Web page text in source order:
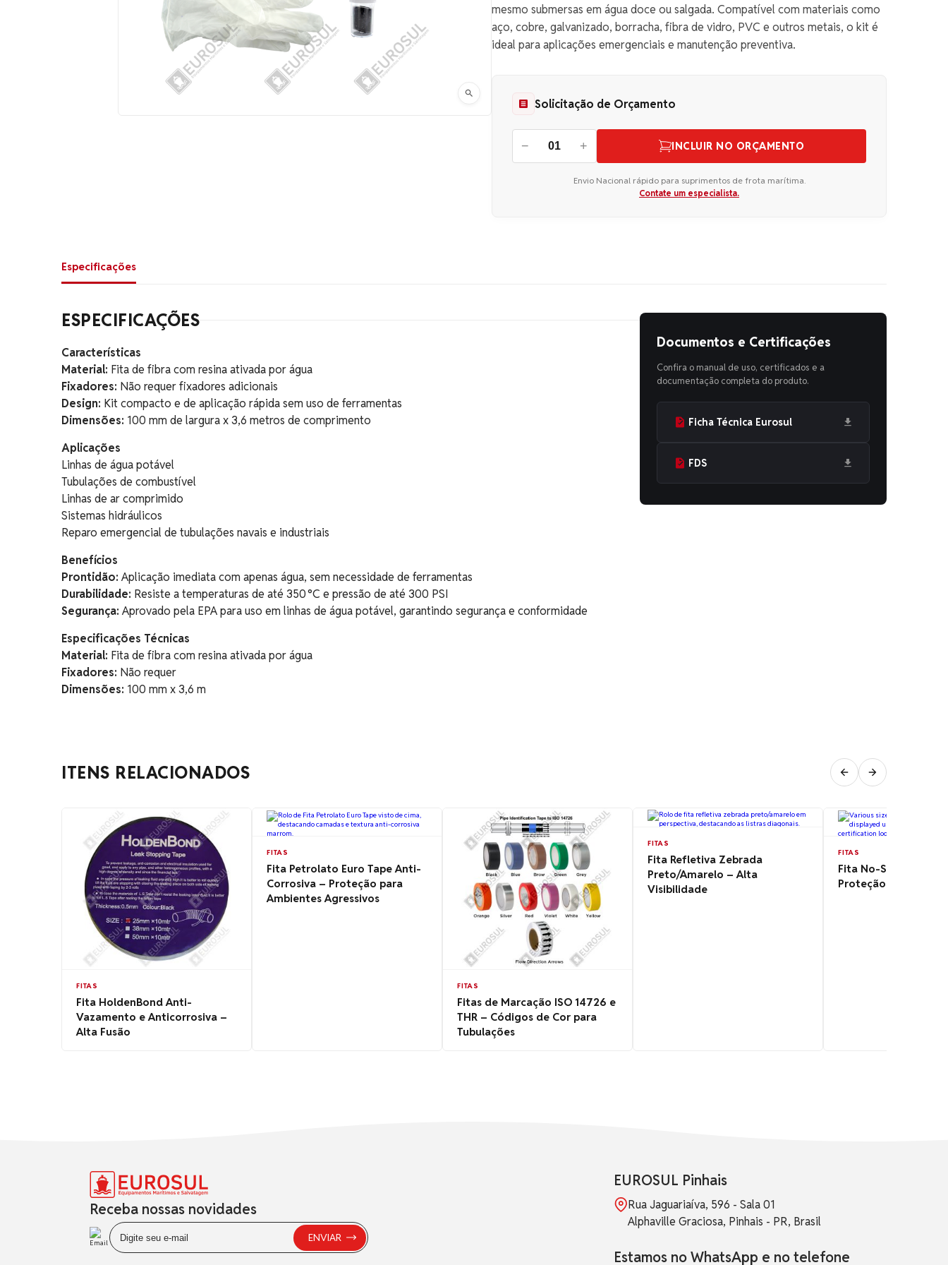
mesmo submersas em água doce ou salgada. Compatível com materiais como
aço, cobre, galvanizado, borracha, fibra de vidro, PVC e outros metais, o kit é
ideal para aplicações emergenciais e manutenção preventiva.
Solicitação de Orçamento
− + INCLUIR NO ORÇAMENTO
Envio Nacional rápido para suprimentos de frota marítima.
Contate um especialista.
Especificações
ESPECIFICAÇÕES
Características
Material: Fita de fibra com resina ativada por água
Fixadores: Não requer fixadores adicionais
Design: Kit compacto e de aplicação rápida sem uso de ferramentas
Dimensões: 100 mm de largura x 3,6 metros de comprimento
Aplicações
Linhas de água potável
Tubulações de combustível
Linhas de ar comprimido
Sistemas hidráulicos
Reparo emergencial de tubulações navais e industriais
Benefícios
Prontidão: Aplicação imediata com apenas água, sem necessidade de ferramentas
Durabilidade: Resiste a temperaturas de até 350 °C e pressão de até 300 PSI
Segurança: Aprovado pela EPA para uso em linhas de água potável, garantindo segurança e conformidade
Especificações Técnicas
Material: Fita de fibra com resina ativada por água
Fixadores: Não requer
Dimensões: 100 mm x 3,6 m
Documentos e Certificações
Confira o manual de uso, certificados e a
documentação completa do produto.
Ficha Técnica Eurosul
FDS
ITENS RELACIONADOS
FITAS
Fita HoldenBond Anti-
Vazamento e Anticorrosiva –
Alta Fusão
FITAS
Fita Petrolato Euro Tape Anti-
Corrosiva – Proteção para
Ambientes Agressivos
FITAS
Fitas de Marcação ISO 14726 e
THR – Códigos de Cor para
Tubulações
FITAS
Fita Refletiva Zebrada
Preto/Amarelo – Alta
Visibilidade
FITAS
Fita No-Spray Anti-
Proteção Térmica
Receba nossas novidades
EUROSUL Pinhais
Rua Jaguariaíva, 596 - Sala 01
Alphaville Graciosa, Pinhais - PR, Brasil
Estamos no WhatsApp e no telefone